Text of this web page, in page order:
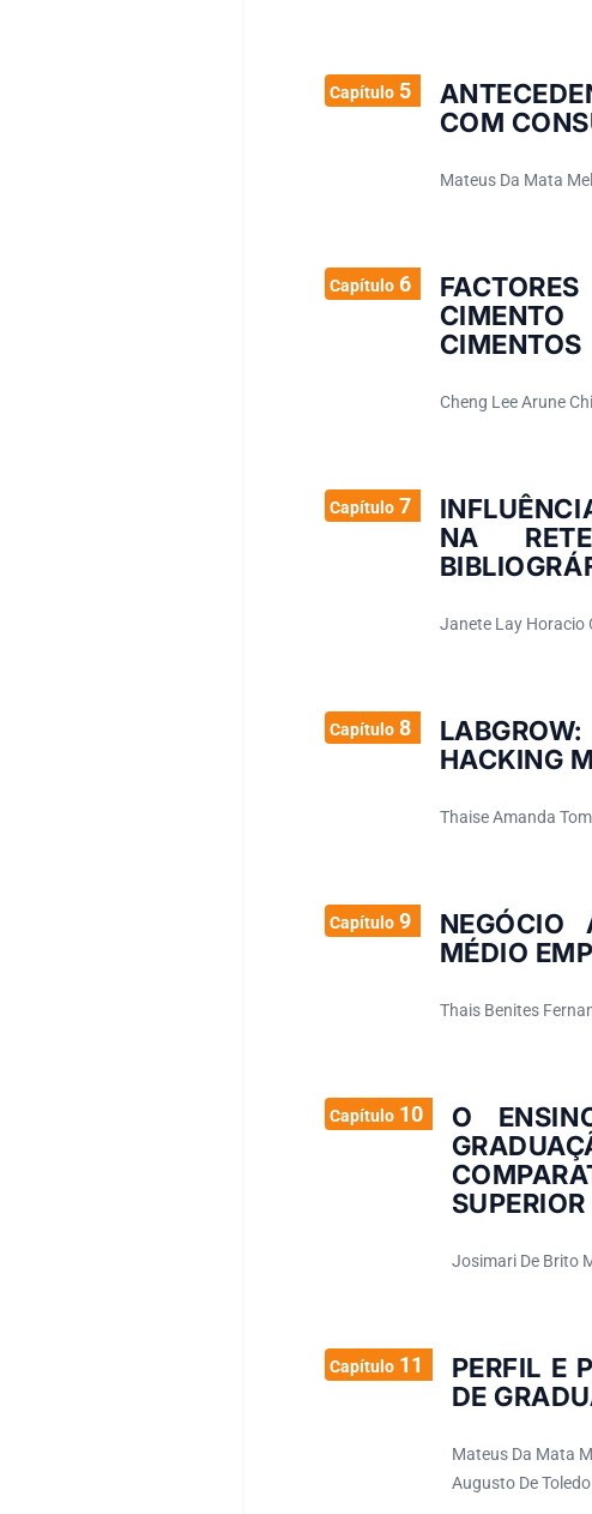
Capítulo5
COM
Mateus Da Mata
Capítulo6
CIMENTOS
Cheng Lee Arune
Capítulo7
NA
Janete Lay Horacio
Capítulo8
HACKING
Thaise Amanda
Capítulo9
NEGÓCIO
MÉDIO
Thais Benites
Capítulo10
O
Josimari De Brito
Capítulo11
PERFIL E
DE
Mateus Da Mata
Augusto De